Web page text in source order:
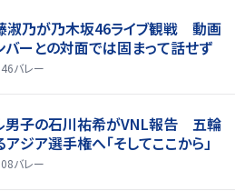
藤淑乃が乃木坂46ライブ観戦 動画
ーとの対面では固まって話せず
バレー
男子の石川祐希がVNL報告 五輪
ジア選手権へ「そしてここから」
バレー